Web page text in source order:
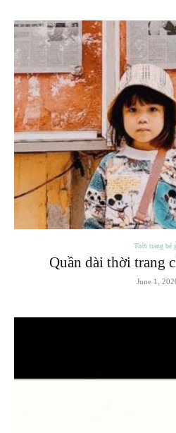
Thời trang bé
Quần dài thời trang
June 1,